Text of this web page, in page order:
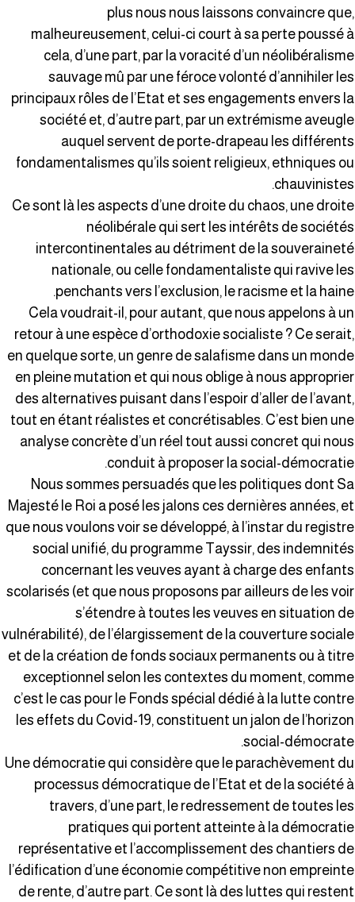
plus nous nous laissons convaincre
malheureusement, celui-ci court à sa perte poussé
cela, d’une part, par la voracité d’un
sauvage mû par une féroce volonté d’annihiler
principaux rôles de l’Etat et ses engagements envers
société et, d’autre part, par un extrémisme
auquel servent de porte-drapeau les
fondamentalismes qu’ils soient religieux, ethniques
Ce sont là les aspects d’une droite du chaos, une
néolibérale qui sert les intérêts de
intercontinentales au détriment de la
nationale, ou celle fondamentaliste qui ravive
penchants vers l’exclusion, le racisme et la
Cela voudrait-il, pour autant, que nous appelons à
retour à une espèce d’orthodoxie socialiste ? Ce
en quelque sorte, un genre de salafisme dans un
en pleine mutation et qui nous oblige à nous
des alternatives puisant dans l’espoir d’aller de
tout en étant réalistes et concrétisables. C’est bien
analyse concrète d’un réel tout aussi concret qui
conduit à proposer la social-
Nous sommes persuadés que les politiques dont
Majesté le Roi a posé les jalons ces dernières années,
que nous voulons voir se développé, à l’instar du
social unifié, du programme Tayssir, des
concernant les veuves ayant à charge des
scolarisés (et que nous proposons par ailleurs de les
s’étendre à toutes les veuves en situation
vulnérabilité), de l’élargissement de la couverture
et de la création de fonds sociaux permanents ou à
exceptionnel selon les contextes du moment,
c’est le cas pour le Fonds spécial dédié à la lutte
les effets du Covid-19, constituent un jalon de
social-
Une démocratie qui considère que le parachèvement
processus démocratique de l’Etat et de la société
travers, d’une part, le redressement de toutes
pratiques qui portent atteinte à la
représentative et l’accomplissement des chantiers
l’édification d’une économie compétitive non
de rente, d’autre part. Ce sont là des luttes qui